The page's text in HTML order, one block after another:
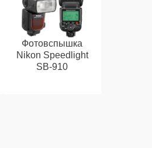
Фотовспышка
Nikon Speedlight
SB-910